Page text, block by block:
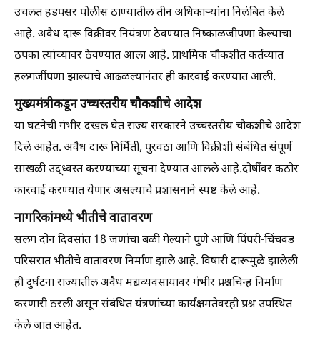
उचलत हडपसर पोलीस ठाण्यातील तीन अधिकाऱ्यांना निलंबित केले
आहे. अवैध दारू विक्रीवर नियंत्रण ठेवण्यात निष्काळजीपणा केल्याचा
ठपका त्यांच्यावर ठेवण्यात आला आहे. प्राथमिक चौकशीत कर्तव्यात
हलगर्जीपणा झाल्याचे आढळल्यानंतर ही कारवाई करण्यात आली.
मुख्यमंत्रीकडून उच्चस्तरीय चौकशीचे आदेश
या घटनेची गंभीर दखल घेत राज्य सरकारने उच्चस्तरीय चौकशीचे आदेश
दिले आहेत. अवैध दारू निर्मिती, पुरवठा आणि विक्रीशी संबंधित संपूर्ण
साखळी उद्ध्वस्त करण्याच्या सूचना देण्यात आलले आहे.दोषींवर कठोर
कारवाई करण्यात येणार असल्याचे प्रशासनाने स्पष्ट केले आहे.
नागरिकांमध्ये भीतीचे वातावरण
सलग दोन दिवसांत 18 जणांचा बळी गेल्याने पुणे आणि पिंपरी-चिंचवड
परिसरात भीतीचे वातावरण निर्माण झाले आहे. विषारी दारूमुळे झालेली
ही दुर्घटना राज्यातील अवैध मद्यव्यवसायावर गंभीर प्रश्नचिन्ह निर्माण
करणारी ठरली असून संबंधित यंत्रणांच्या कार्यक्षमतेवरही प्रश्न उपस्थित
केले जात आहेत.